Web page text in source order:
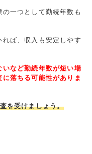
一つとして勤続年数も
ば、収入も安定しやす
など勤続年数が短い場
落ちる可能性がありま
を受けましょう。